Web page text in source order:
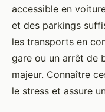
accessible en
et des parkings
les transports en
gare ou un arrêt de
majeur. Connaître
le stress et assure